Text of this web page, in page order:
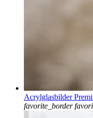
Acrylglasbilder
favorite_border